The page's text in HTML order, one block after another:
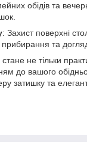
обідів та
: Захист поверхні
прибирання та
не тільки
до вашого
затишку та